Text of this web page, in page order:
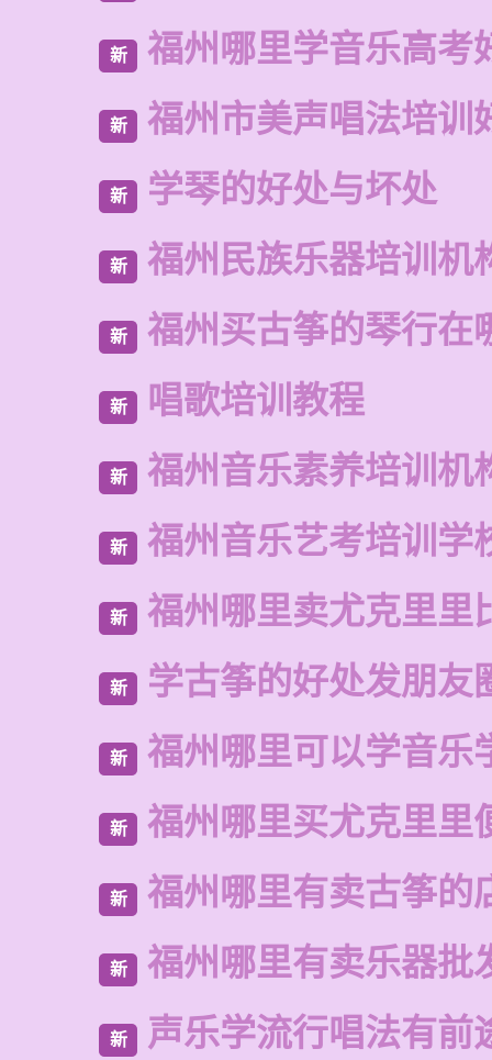
新 福州哪里学音乐高考
新 福州市美声唱法培训
新 学琴的好处与坏处
新 福州民族乐器培训机
新 福州买古筝的琴行在
新 唱歌培训教程
新 福州音乐素养培训机
新 福州音乐艺考培训学
新 福州哪里卖尤克里里
新 学古筝的好处发朋友
新 福州哪里可以学音乐
新 福州哪里买尤克里里
新 福州哪里有卖古筝的
新 福州哪里有卖乐器批
新 声乐学流行唱法有前